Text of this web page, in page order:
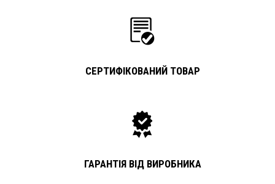
СЕРТИФІКОВАНИЙ ТОВАР
ГАРАНТІЯ ВІД ВИРОБНИКА